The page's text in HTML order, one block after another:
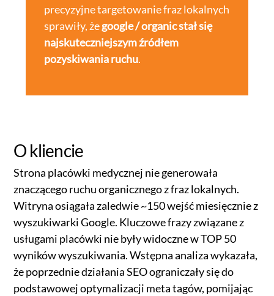
precyzyjne targetowanie fraz lokalnych
sprawiły, żegoogle / organic stał się
najskuteczniejszym źródłem
pozyskiwania ruchu.
O kliencie
Strona placówki medycznej nie generowała
znaczącego ruchu organicznego z fraz lokalnych.
Witryna osiągała zaledwie ~150 wejść miesięcznie z
wyszukiwarki Google. Kluczowe frazy związane z
usługami placówki nie były widoczne w TOP 50
wyników wyszukiwania. Wstępna analiza wykazała,
że poprzednie działania SEO ograniczały się do
podstawowej optymalizacji meta tagów, pomijając